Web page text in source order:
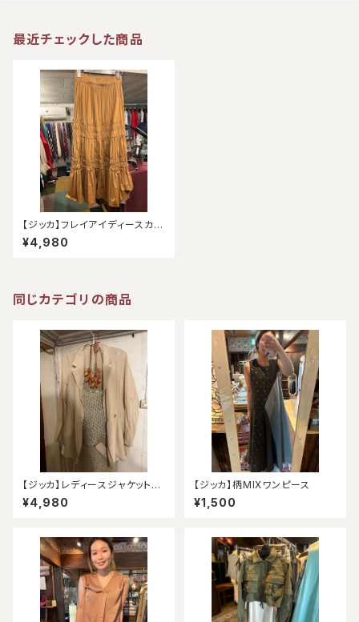
最近チェックした商品
【ジッカ】フレイアイディースカー
ト（未使用）
¥4,980
同じカテゴリの商品
【ジッカ】レディースジャケット
（アウトレット）
¥4,980
【ジッカ】柄MIXワンピース
¥1,500